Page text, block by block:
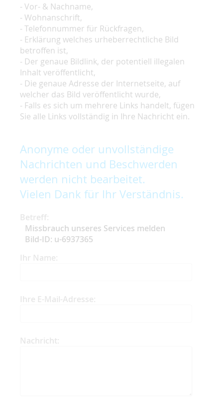
- Vor- & Nachname,
- Wohnanschrift,
- Telefonnummer für Rückfragen,
- Erklärung welches urheberrechtliche Bild
betroffen ist,
- Der genaue Bildlink, der potentiell illegalen
Inhalt veröffentlicht,
- Die genaue Adresse der Internetseite, auf
welcher das Bild veröffentlicht wurde,
- Falls es sich um mehrere Links handelt, fügen
Sie alle Links vollständig in Ihre Nachricht ein.
Anonyme oder unvollständige
Nachrichten und Beschwerden
werden nicht bearbeitet.
Vielen Dank für Ihr Verständnis.
Betreff:
Missbrauch unseres Services melden
Bild-ID: u-6937365
Ihr Name:
Ihre E-Mail-Adresse:
Nachricht: